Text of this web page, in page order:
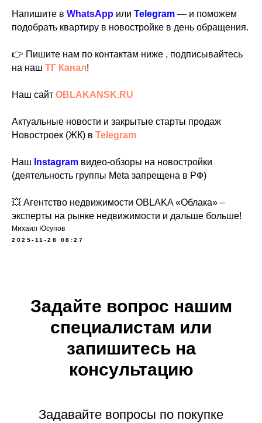
Напишите в WhatsApp или Telegram — и поможем
подобрать квартиру в новостройке в день обращения.
👉 Пишите нам по контактам ниже , подписывайтесь
на наш ТГ Канал!
Наш сайт OBLAKANSK.RU
Актуальные новости и закрытые старты продаж
Новостроек (ЖК) в Telegram
Наш Instagram видео-обзоры на новостройки
(деятельность группы Meta запрещена в РФ)
💥 Агентство недвижимости OBLAKA «Облака» –
эксперты на рынке недвижимости и дальше больше!
Михаил Юсупов
2025-11-28 08:27
Задайте вопрос нашим
специалистам или
запишитесь на
консультацию
Задавайте вопросы по покупке